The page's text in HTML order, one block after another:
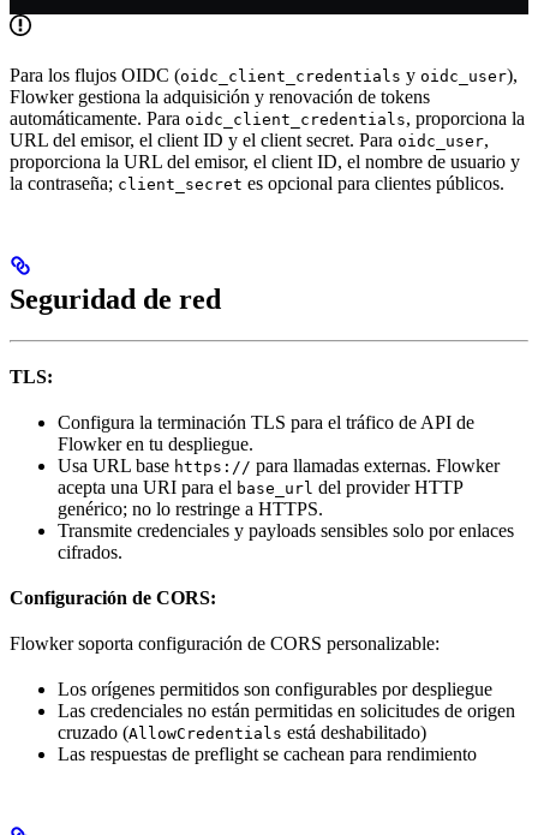
Para los flujos OIDC (oidc_client_credentials y oidc_user),
Flowker gestiona la adquisición y renovación de tokens
automáticamente. Para oidc_client_credentials, proporciona la
URL del emisor, el client ID y el client secret. Para oidc_user,
proporciona la URL del emisor, el client ID, el nombre de usuario y
la contraseña; client_secret es opcional para clientes públicos.
Seguridad de red
TLS:
Configura la terminación TLS para el tráfico de API de
Flowker en tu despliegue.
Usa URL base https:// para llamadas externas. Flowker
acepta una URI para el base_url del provider HTTP
genérico; no lo restringe a HTTPS.
Transmite credenciales y payloads sensibles solo por enlaces
cifrados.
Configuración de CORS:
Flowker soporta configuración de CORS personalizable:
Los orígenes permitidos son configurables por despliegue
Las credenciales no están permitidas en solicitudes de origen
cruzado (AllowCredentials está deshabilitado)
Las respuestas de preflight se cachean para rendimiento